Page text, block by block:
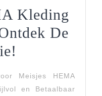
Kleding
De
Kleding
Meisjes HEMA
en Betaalbaar